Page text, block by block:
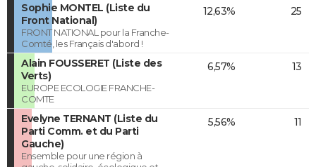
Sophie MONTEL (Liste du
Front National)
FRONT NATIONAL pour la Franche-
Comté, les Français d'abord !
12,63% 25
Alain FOUSSERET (Liste des
Verts)
EUROPE ECOLOGIE FRANCHE-
COMTE
6,57% 13
Evelyne TERNANT (Liste du
Parti Comm. et du Parti
Gauche)
Ensemble pour une région à
5,56% 11